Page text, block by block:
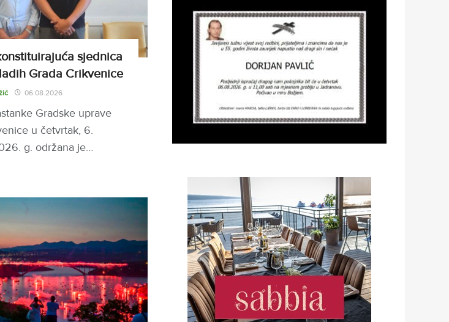
sjednica
Grada Crikvenice
06.08.2026
Gradske uprave
u četvrtak, 6.
g. održana je…